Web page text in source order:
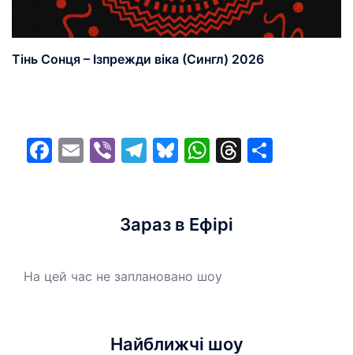
Тінь Сонця – Ізпрежди віка (Сингл) 2026
Facebook
EmailViberTelegram
Bluesky
WhatsApp
Threads
Зараз в Ефірі
На цей час не заплановано шоу
Найближчі шоу